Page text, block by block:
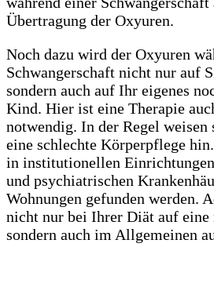
Übertragung der Oxyuren.
Noch dazu wird der Oxyuren
Schwangerschaft nicht nur auf
sondern auch auf Ihr eigenes
Kind. Hier ist eine Therapie
notwendig. In der Regel
eine schlechte Körperpflege
in institutionellen
und psychiatrischen
Wohnungen gefunden werden.
nicht nur bei Ihrer Diät auf eine
sondern auch im Allgemeinen